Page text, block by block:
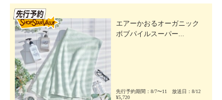
エアーかおるオーガニック
ボブパイルスーパー...
先行予約期間：8/7〜11 放送日：8/12
¥5,720